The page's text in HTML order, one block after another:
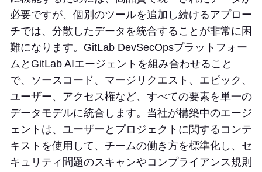
必要ですが、個別のツールを追加し続けるアプロー
チでは、分散したデータを統合することが非常に困
難になります。GitLab DevSecOpsプラットフォー
ムとGitLab AIエージェントを組み合わせること
で、ソースコード、マージリクエスト、エピック、
ユーザー、アクセス権など、すべての要素を単一の
データモデルに統合します。当社が構築中のエージ
ェントは、ユーザーとプロジェクトに関するコンテ
キストを使用して、チームの働き方を標準化し、セ
キュリティ問題のスキャンやコンプライアンス規則